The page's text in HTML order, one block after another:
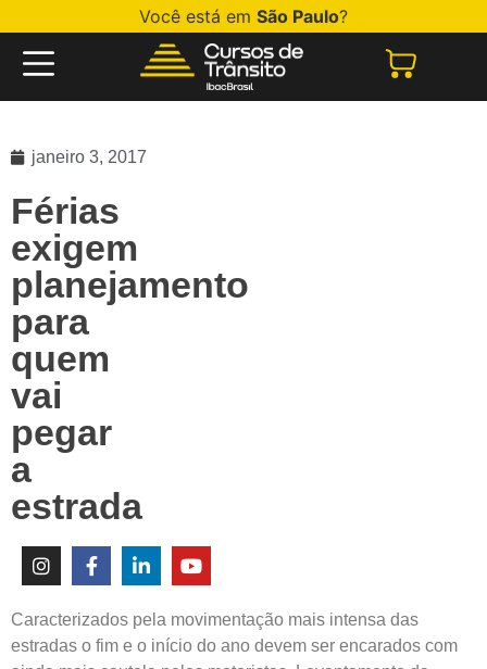
Você está em São Paulo?
janeiro 3, 2017
Férias
exigem
planejamento
para
quem
vai
pegar
a
estrada
Caracterizados pela movimentação mais intensa das
estradas o fim e o início do ano devem ser encarados com